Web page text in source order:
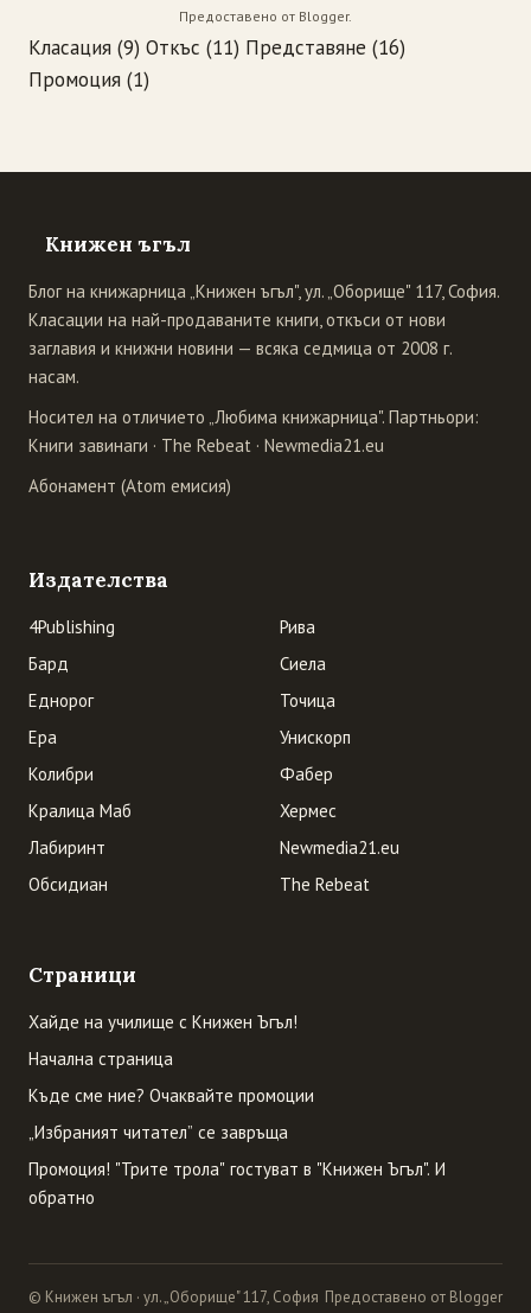
Предоставено от Blogger.
Класация (9) Откъс (11) Представяне (16)
Промоция (1)
Книжен ъгъл
Блог на книжарница „Книжен ъгъл", ул. „Оборище" 117, София.
Класации на най-продаваните книги, откъси от нови
заглавия и книжни новини — всяка седмица от 2008 г.
насам.
Носител на отличието „Любима книжарница". Партньори:
Книги завинаги · The Rebeat · Newmedia21.eu
Абонамент (Atom емисия)
Издателства
4Publishing
Бард
Еднорог
Ера
Колибри
Кралица Маб
Лабиринт
Обсидиан
Рива
Сиела
Точица
Унискорп
Фабер
Хермес
Newmedia21.eu
The Rebeat
Страници
Хайде на училище с Книжен Ъгъл!
Начална страница
Къде сме ние? Очаквайте промоции
„Избраният читател” се завръща
Промоция! "Трите трола" гостуват в "Книжен Ъгъл". И
обратно
© Книжен ъгъл · ул. „Оборище" 117, София Предоставено от Blogger